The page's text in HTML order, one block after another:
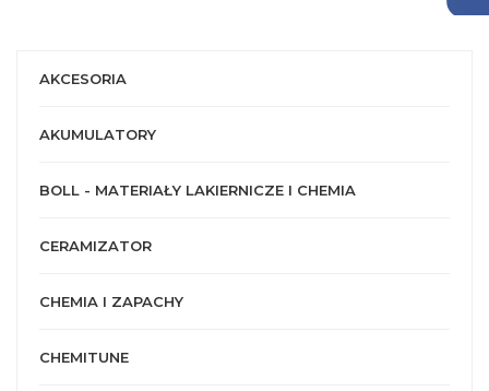
AKCESORIA
AKUMULATORY
BOLL - MATERIAŁY LAKIERNICZE I CHEMIA
CERAMIZATOR
CHEMIA I ZAPACHY
CHEMITUNE